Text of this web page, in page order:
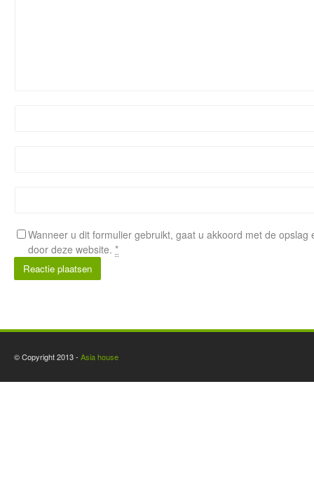
Wanneer u dit formulier gebruikt, gaat u akkoord met de opslag
door deze website. *
© Copyright 2013 - Asia house